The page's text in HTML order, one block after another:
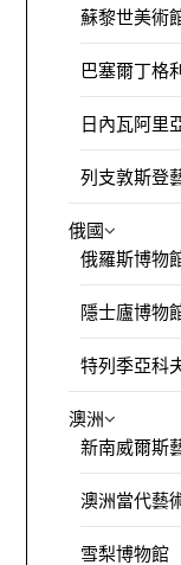
蘇黎世美術
巴塞爾丁格
日內瓦阿里
列支敦斯登
俄國
俄羅斯博物
隱士廬博物
特列季亞科
澳洲
新南威爾斯
澳洲當代藝
雪梨博物館